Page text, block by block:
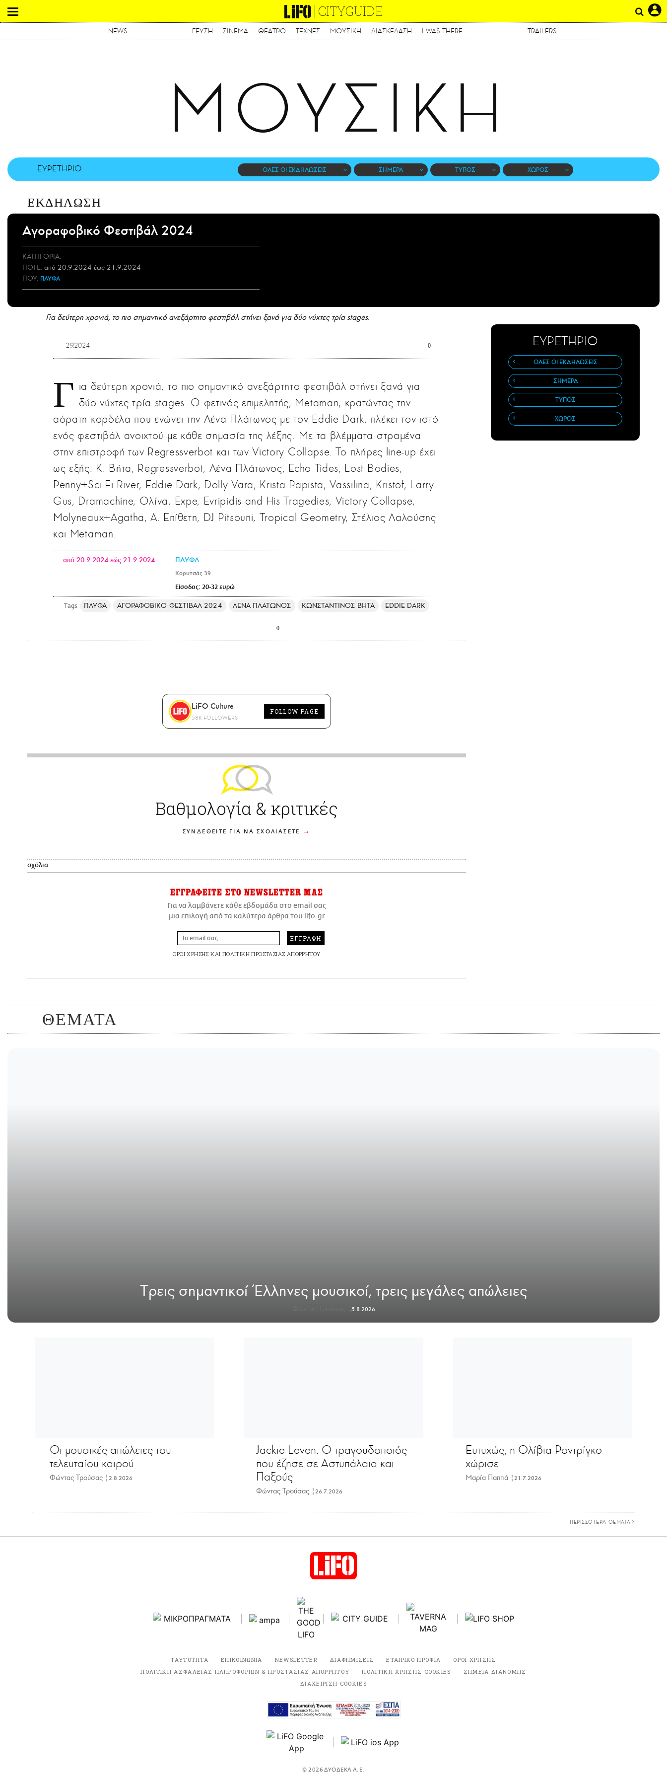
CITYGUIDE
NEWS ΓΕΥΣΗ ΣΙΝΕΜΑ ΘΕΑΤΡΟ ΤΕΧΝΕΣ ΜΟΥΣΙΚΗ ΔΙΑΣΚΕΔΑΣΗ I WAS THERE TRAILERS
ΜΟΥΣΙΚΗ
ΕΥΡΕΤΗΡΙΟ ΟΛΕΣ ΟΙ ΕΚΔΗΛΩΣΕΙΣ ΣΗΜΕΡΑ ΤΥΠΟΣ ΧΩΡΟΣ
ΕΚΔΗΛΩΣΗ
Αγοραφοβικό Φεστιβάλ 2024
ΚΑΤΗΓΟΡΙΑ:
ΠΟΤΕ: από 20.9.2024 έως 21.9.2024
ΠΟΥ: ΠΛΥΦΑ
Για δεύτερη χρονιά, το πιο σημαντικό ανεξάρτητο φεστιβάλ στήνει ξανά για δύο νύχτες τρία stages.
2.9.2024 0
Γ ια δεύτερη χρονιά, το πιο σημαντικό ανεξάρτητο φεστιβάλ στήνει ξανά για
δύο νύχτες τρία stages. Ο φετινός επιμελητής, Metaman, κρατώντας την
αόρατη κορδέλα που ενώνει την Λένα Πλάτωνος με τον Eddie Dark, πλέκει τον ιστό
ενός φεστιβάλ ανοιχτού με κάθε σημασία της λέξης. Με τα βλέμματα στραμένα
στην επιστροφή των Regressverbot και των Victory Collapse. Το πλήρες line-up έχει
ως εξής: Κ. Βήτα, Regressverbot, Λένα Πλάτωνος, Echo Tides, Lost Bodies,
Penny+Sci-Fi River, Eddie Dark, Dolly Vara, Krista Papista, Vassilina, Kristof, Larry
Gus, Dramachine, Ολίνα, Expe, Evripidis and His Tragedies, Victory Collapse,
Molyneaux+Agatha, Α. Επίθετη, DJ Pitsouni, Tropical Geometry, Στέλιος Λαλούσης
και Metaman.
ΠΛΥΦΑ
Κορυτσάς 39
Είσοδος: 20-32 ευρώ
από 20.9.2024 εώς 21.9.2024
​​​​​​​ΠΛΥΦΑ ΑΓΟΡΑΦΟΒΙΚΟ ΦΕΣΤΙΒΑΛ 2024 ΛΕΝΑ ΠΛΑΤΩΝΟΣ ΚΩΝΣΤΑΝΤΙΝΟΣ ΒΗΤΑ EDDIE DARK
0
LiFO Culture
58K FOLLOWERS
FOLLOW PAGE
Βαθμολογία & κριτικές
ΣΥΝΔΕΘΕΙΤΕ ΓΙΑ ΝΑ ΣΧΟΛΙΑΣΕΤΕ
σχόλια
ΕΓΓΡΑΦΕΙΤΕ ΣΤΟ NEWSLETTER ΜΑΣ
Για να λαμβάνετε κάθε εβδομάδα στο email σας
μια επιλογή από τα καλύτερα άρθρα του lifo.gr
ΕΓΓΡΑΦΗ
ΟΡΟΙ ΧΡΗΣΗΣ ΚΑΙ ΠΟΛΙΤΙΚΗ ΠΡΟΣΤΑΣΙΑΣ ΑΠΟΡΡΗΤΟΥ
ΕΥΡΕΤΗΡΙΟ
ΟΛΕΣ ΟΙ ΕΚΔΗΛΩΣΕΙΣ
ΣΗΜΕΡΑ
ΤΥΠΟΣ
ΧΩΡΟΣ
ΘΕΜΑΤΑ
Tρεις σημαντικοί Έλληνες μουσικοί, τρεις μεγάλες απώλειες
5.8.2026
Οι μουσικές απώλειες του
τελευταίου καιρού
Φώντας Τρούσας | 2.8.2026
Jackie Leven: Ο τραγουδοποιός
που έζησε σε Αστυπάλαια και
Παξούς
Φώντας Τρούσας |26.7.2026
Ευτυχώς, η Ολίβια Ροντρίγκο
χώρισε
Μαρία Παππά | 21.7.2026
ΠΕΡΙΣΣΟΤΕΡΑ ΘΕΜΑΤΑ
ΤΑΥΤΟΤΗΤΑ ΕΠΙΚΟΙΝΩΝΙΑ NEWSLETTER ΔΙΑΦΗΜΙΣΕΙΣ ΕΤΑΙΡΙΚΟ ΠΡΟΦΙΛ
ΟΡΟΙ ΧΡΗΣΗΣ
ΠΟΛΙΤΙΚΗ ΑΣΦΑΛΕΙΑΣ ΠΛΗΡΟΦΟΡΙΩΝ & ΠΡΟΣΤΑΣΙΑΣ ΑΠΟΡΡΗΤΟΥ
ΠΟΛΙΤΙΚΗ ΧΡΗΣΗΣ COOKIES
ΣΗΜΕΙΑ ΔΙΑΝΟΜΗΣ
ΔΙΑΧΕΙΡΙΣΗ COOKIES
© 2026 ΔΥΟΔΕΚΑ Α.Ε.